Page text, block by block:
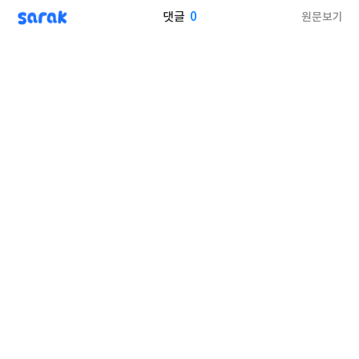
sarak 댓글 0 원문보기